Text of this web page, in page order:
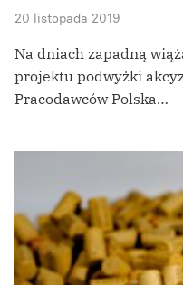
20 listopada 2019
Na dniach zapadną
projektu podwyżki
Pracodawców Polska…